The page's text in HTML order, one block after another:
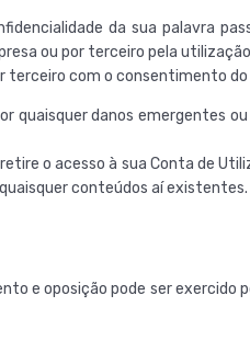
da sua palavra
ou por terceiro pela
terceiro com o consentimento
quaisquer danos emergentes
o acesso à sua Conta de
conteúdos aí existentes.
e oposição pode ser exercido